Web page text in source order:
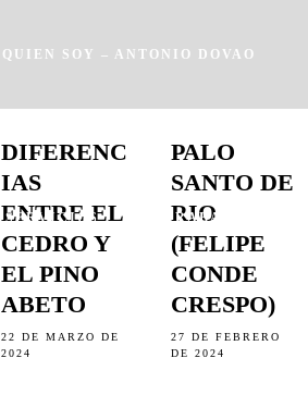
QUIEN SOY – ANTONIO DOVAO
SERVICIOS TRABAJOS
DIFERENC
IAS
ENTRE EL
CEDRO Y
EL PINO
ABETO
22 DE MARZO DE
2024
PALO
SANTO DE
RIO
(FELIPE
CONDE
CRESPO)
27 DE FEBRERO
DE 2024